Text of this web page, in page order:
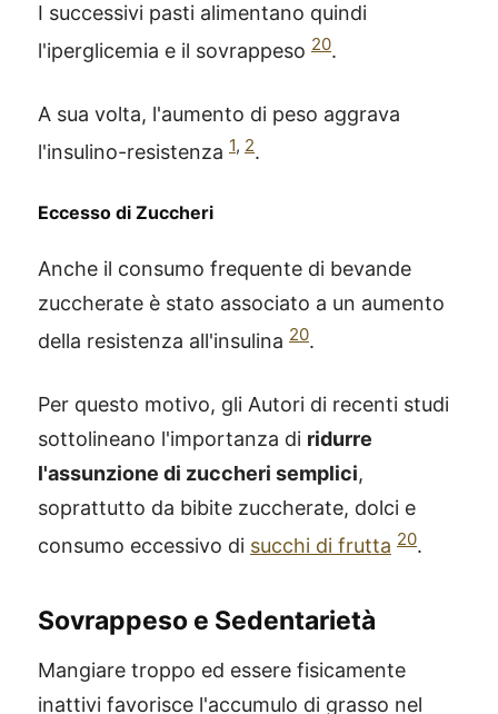
I successivi pasti alimentano quindi
l'iperglicemia e il sovrappeso 20.
A sua volta, l'aumento di peso aggrava
l'insulino-resistenza 1, 2.
Eccesso di Zuccheri
Anche il consumo frequente di bevande
zuccherate è stato associato a un aumento
della resistenza all'insulina 20.
Per questo motivo, gli Autori di recenti studi
sottolineano l'importanza di ridurre
l'assunzione di zuccheri semplici,
soprattutto da bibite zuccherate, dolci e
consumo eccessivo di succhi di frutta 20.
Sovrappeso e Sedentarietà
Mangiare troppo ed essere fisicamente
inattivi favorisce l'accumulo di grasso nel